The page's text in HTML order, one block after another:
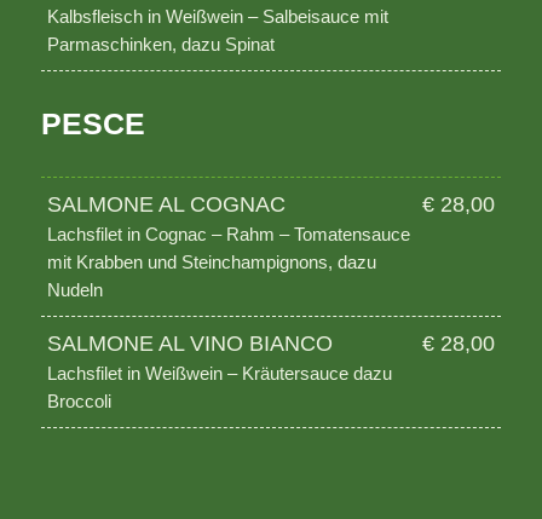
Kalbsfleisch in Weißwein – Salbeisauce mit
Parmaschinken, dazu Spinat
PESCE
SALMONE AL COGNAC € 28,00
Lachsfilet in Cognac – Rahm – Tomatensauce
mit Krabben und Steinchampignons, dazu
Nudeln
SALMONE AL VINO BIANCO € 28,00
Lachsfilet in Weißwein – Kräutersauce dazu
Broccoli